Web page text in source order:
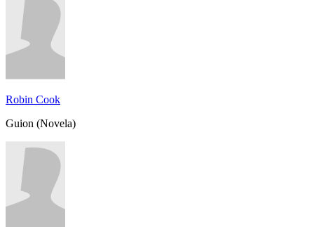
Robin Cook
Guion (Novela)